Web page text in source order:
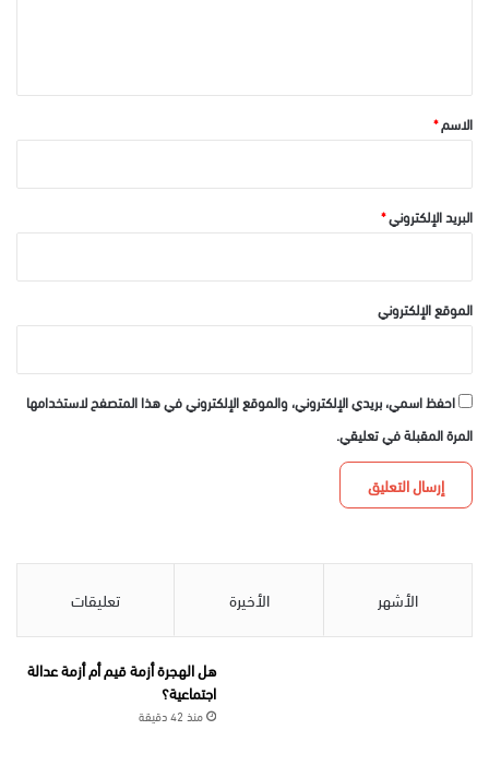
*الاسم*
البريد الإلكتروني*
الموقع الإلكتروني
احفظ اسمي، بريدي الإلكتروني، والموقع الإلكتروني في هذا المتصفح لاستخدامها
المرة المقبلة في تعليقي.
الأشهر الأخيرة تعليقات
هل الهجرة أزمة قيم أم أزمة عدالة
اجتماعية؟
منذ 42 دقيقة